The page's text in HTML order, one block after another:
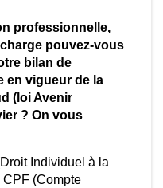
professionnelle,
pouvez-vous
bilan de
en vigueur de la
(loi Avenir
? On vous
Individuel à la
CPF (Compte
On
à la
2019
de
charge